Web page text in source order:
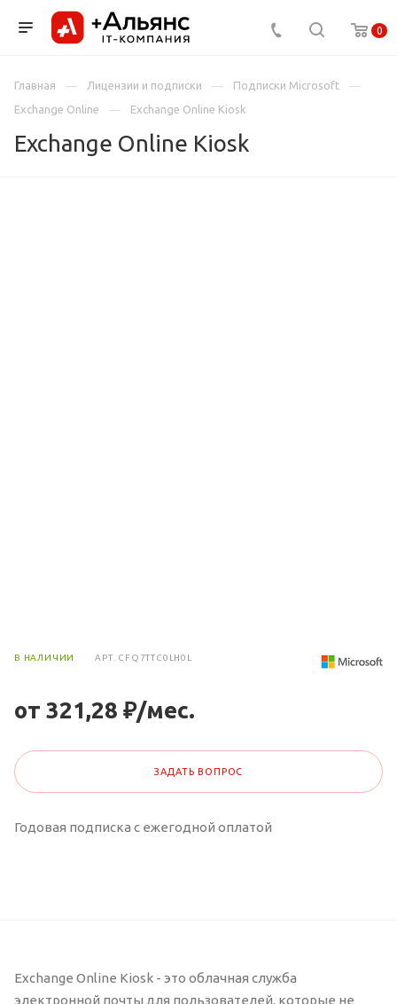
0
Главная Лицензии и подписки
Подписки Microsoft
Exchange Online
Exchange Online Kiosk
Exchange Online Kiosk
В НАЛИЧИИ АРТ. CFQ7TTC0LH0L
от 321,28 ₽/мес.
ЗАДАТЬ ВОПРОС
Годовая подписка с ежегодной оплатой
Exchange Online Kiosk - это облачная служба
электронной почты для пользователей, которые не